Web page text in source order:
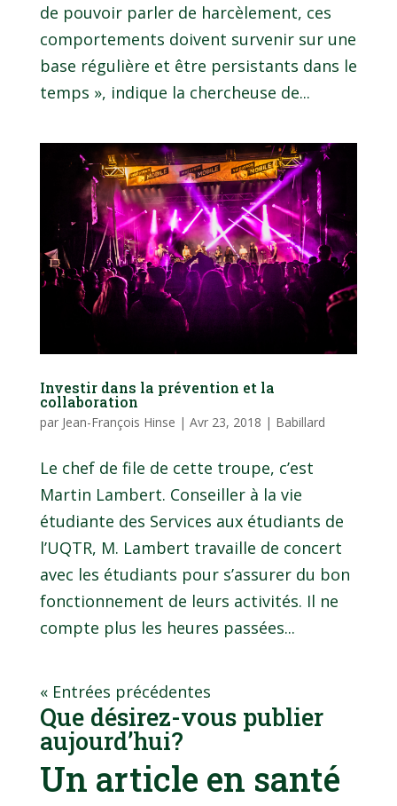
de pouvoir parler de harcèlement, ces
comportements doivent survenir sur une
base régulière et être persistants dans le
temps », indique la chercheuse de...
Investir dans la prévention et la
collaboration
par Jean-François Hinse | Avr 23, 2018 | Babillard
Le chef de file de cette troupe, c’est
Martin Lambert. Conseiller à la vie
étudiante des Services aux étudiants de
l’UQTR, M. Lambert travaille de concert
avec les étudiants pour s’assurer du bon
fonctionnement de leurs activités. Il ne
compte plus les heures passées...
« Entrées précédentes
Que désirez-vous publier
aujourd’hui?
Un article en santé